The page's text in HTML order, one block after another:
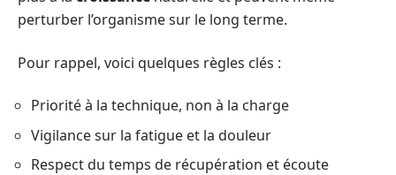
perturber l’organisme sur le long terme.
Pour rappel, voici quelques règles clés :
Priorité à la technique, non à la charge
Vigilance sur la fatigue et la douleur
Respect du temps de récupération et écoute